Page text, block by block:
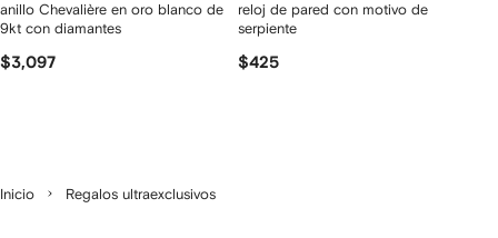
anillo Chevalière en oro blanco de
9kt con diamantes
$3,097
reloj de pared con motivo de
serpiente
$425
Inicio Regalos ultraexclusivos